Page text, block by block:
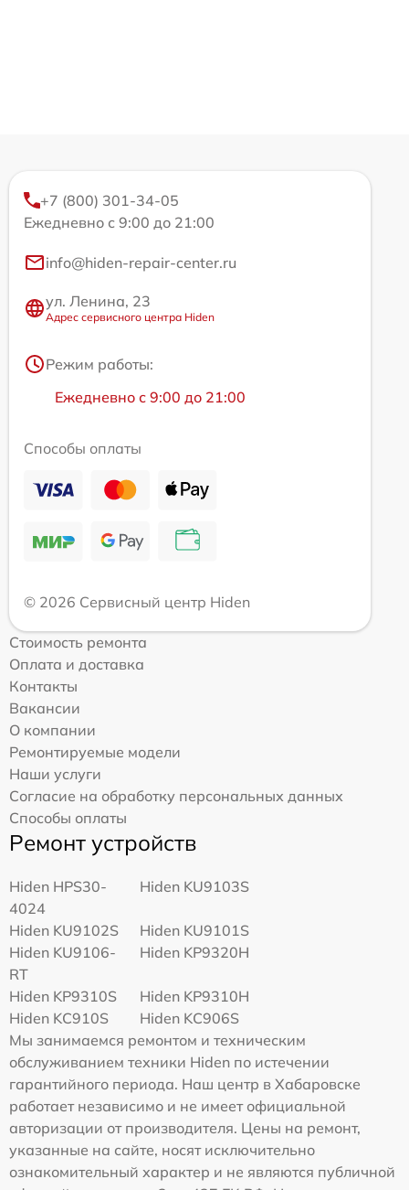
+7 (800) 301-34-05
Ежедневно с 9:00 до 21:00
info@hiden-repair-center.ru
ул. Ленина, 23
Адрес сервисного центра Hiden
Режим работы:
Ежедневно с 9:00 до 21:00
Способы оплаты
© 2026 Сервисный центр Hiden
Стоимость ремонта
Оплата и доставка
Контакты
Вакансии
О компании
Ремонтируемые модели
Наши услуги
Согласие на обработку персональных данных
Способы оплаты
Ремонт устройств
Hiden HPS30-
4024
Hiden KU9103S
Hiden KU9102S
Hiden KU9101S
Hiden KU9106-
RT
Hiden KP9320H
Hiden KP9310S
Hiden KP9310H
Hiden KC910S
Hiden KC906S
Мы занимаемся ремонтом и техническим
обслуживанием техники Hiden по истечении
гарантийного периода. Наш центр в Хабаровске
работает независимо и не имеет официальной
авторизации от производителя. Цены на ремонт,
указанные на сайте, носят исключительно
ознакомительный характер и не являются публичной